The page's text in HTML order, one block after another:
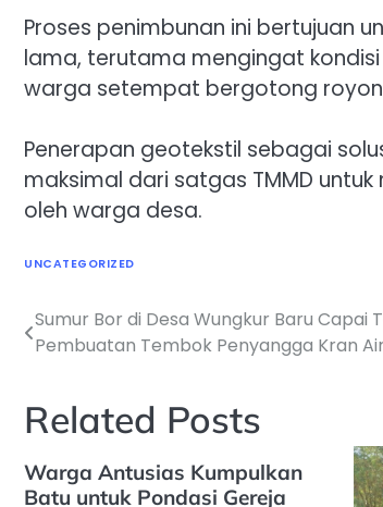
Proses penimbunan ini bertujuan
lama, terutama mengingat
warga setempat bergotong
Penerapan geotekstil sebagai
maksimal dari satgas TMMD
oleh warga desa.
UNCATEGORIZED
Navigasi
Sumur Bor di Desa Wungkur Baru Capai
Pembuatan Tembok Penyangga Kran Air
Related Posts
Warga Antusias Kumpulkan
Batu untuk Pondasi Gereja